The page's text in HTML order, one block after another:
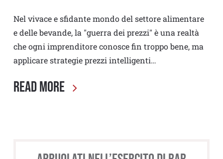
Nel vivace e sfidante mondo del settore alimentare
e delle bevande, la "guerra dei prezzi" è una realtà
che ogni imprenditore conosce fin troppo bene, ma
applicare strategie prezzi intelligenti…
Read More